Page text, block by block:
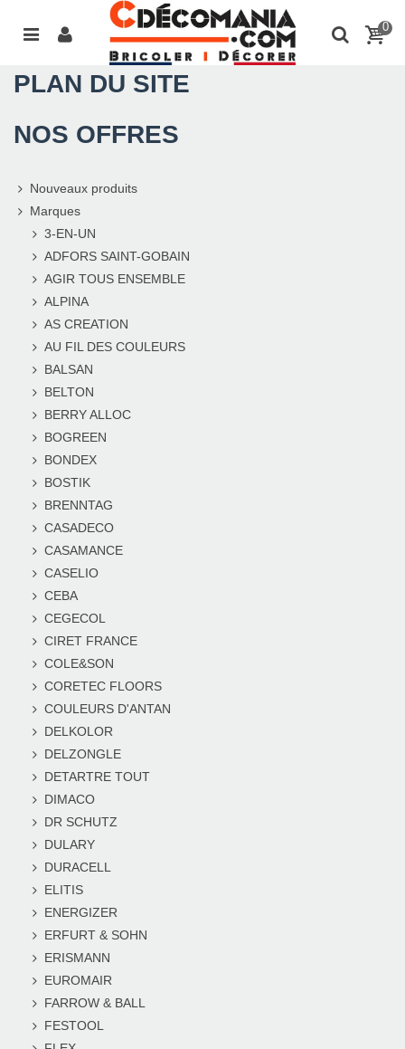
0
PLAN DU SITE
NOS OFFRES
Nouveaux produits
Marques
3-EN-UN
ADFORS SAINT-GOBAIN
AGIR TOUS ENSEMBLE
ALPINA
AS CREATION
AU FIL DES COULEURS
BALSAN
BELTON
BERRY ALLOC
BOGREEN
BONDEX
BOSTIK
BRENNTAG
CASADECO
CASAMANCE
CASELIO
CEBA
CEGECOL
CIRET FRANCE
COLE&SON
CORETEC FLOORS
COULEURS D'ANTAN
DELKOLOR
DELZONGLE
DETARTRE TOUT
DIMACO
DR SCHUTZ
DULARY
DURACELL
ELITIS
ENERGIZER
ERFURT & SOHN
ERISMANN
EUROMAIR
FARROW & BALL
FESTOOL